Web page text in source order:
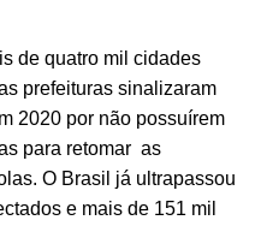
de quatro mil cidades
prefeituras sinalizaram
2020 por não possuírem
para retomar as
O Brasil já ultrapassou
e mais de 151 mil